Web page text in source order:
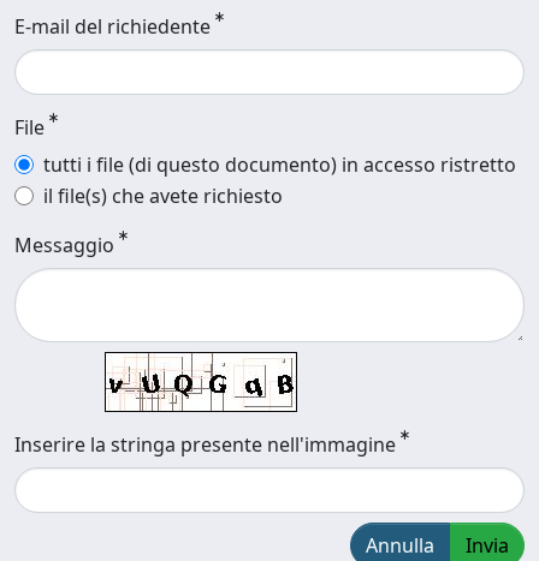
E-mail del richiedente
File
tutti i file (di questo documento) in accesso ristretto
il file(s) che avete richiesto
Messaggio
Inserire la stringa presente nell'immagine
Annulla Invia